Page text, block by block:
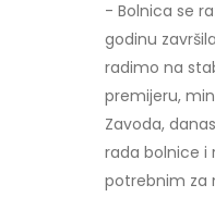
- Bolnica se
godinu
radimo na
premijeru,
Zavoda,
rada bolnice i
potrebnim za